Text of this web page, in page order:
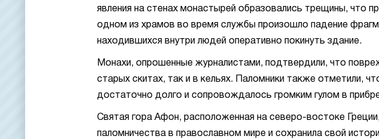
явления на стенах монастырей образовались трещины, что
одном из храмов во время службы произошло падение
находившихся внутри людей оперативно покинуть здание.
Монахи, опрошенные журналистами, подтвердили, что
старых скитах, так и в кельях. Паломники также отметили,
достаточно долго и сопровождалось громким гулом в
Святая гора Афон, расположенная на северо-востоке
паломничества в православном мире и сохранила свой